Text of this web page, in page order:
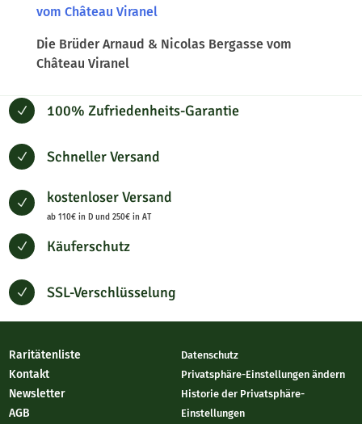
Die Brüder Arnaud & Nicolas Bergasse vom
Château Viranel
N 100% Zufriedenheits-Garantie
N Schneller Versand
N kostenloser Versand
ab 110€ in D und 250€ in AT
N Käuferschutz
N SSL-Verschlüsselung
Raritätenliste
Kontakt
Newsletter
AGB
Datenschutz
Privatsphäre-Einstellungen ändern
Historie der Privatsphäre-
Einstellungen